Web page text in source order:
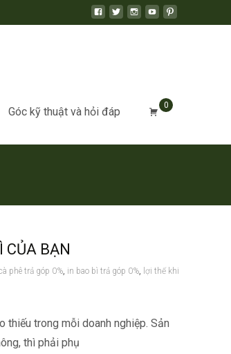
Góc kỹ thuật và hỏi đáp 0
CỦA BẠN
phê trả góp 0%, in bao bì trả góp 0%, lợi thế khi
thiếu trong mỗi doanh nghiệp. Sản
thì phải phụ